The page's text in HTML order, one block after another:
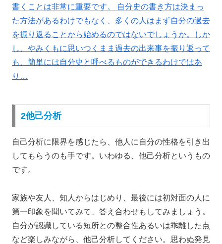
書くことは非常に重要です。 自分史の書き方は決まっ
た方法があるわけでもなく、多くの人はまず自分の過去
を振り返ることから始めるのではないでしょうか。しか
し、やみくもに思いつくまま過去の出来事を振り返って
も、簡単には自分史と呼べるものができるわけではあ
り…
2他己分析
自己分析に限界を感じたら、他人に自分の性格を引き出
してもらうのも手です。いわゆる、他己分析というもの
です。
家族や友人、知人からはじめり、最後には初対面の人に
第一印象を聞いてみて、答え合わせもしてみましょう。
自分が認識している短所との整合性あるいは乖離した点
など楽しみながら、他己分析してください。思わぬ発見